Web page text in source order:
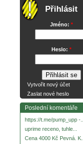
Přihlásit
Jméno: *
Heslo: *
Vytvořit nový účet
Zaslat nové heslo
Poslední komentáře
https://t.me/pump_upp -...
uprime receno, tuhle...
Cena 4000 Kč Pevná. K...